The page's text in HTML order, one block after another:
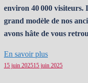
environ 40 000 visiteurs.
grand modèle de nos
avons hâte de vous
En savoir plus
15 juin 202515 juin 2025